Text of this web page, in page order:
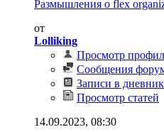
Размышления о flex
от
Lolliking
Просмотр
Сообщения
Записи в
Просмотр статей
14.09.2023, 08:30